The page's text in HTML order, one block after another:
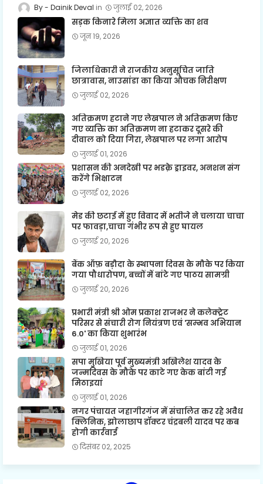
Dainik Deval जुलाई 02, 2026
सड़क किनारे मिला अज्ञात व्यक्ति का शव
जून 19, 2026
जिलाधिकारी ने राजकीय अनुसूचित जाति
छात्रावास, नाउसांडा का किया औचक निरीक्षण
जुलाई 02, 2026
अतिक्रमण हटाने गए लेखपाल ने अतिक्रमण किए
गए व्यक्ति का अतिक्रमण ना हटाकर दूसरे की
दीवाल को दिया गिरा, लेखपाल पर लगा आरोप
जुलाई 01, 2026
प्रशासन की अनदेखी पर भडक़े ड्राइवर, अनशन संग
करेंगे भिक्षाटन
जुलाई 02, 2026
मेड की छटाई में हुए विवाद में भतीजे ने चलाया चाचा
पर फावड़ा,चाचा गंभीर रूप से हुए घायल
जुलाई 20, 2026
बैंक ऑफ़ बड़ौदा के स्थापना दिवस के मौके पर किया
गया पौधारोपण, बच्चों में बांटे गए पाठय सामग्री
जुलाई 20, 2026
प्रभारी मंत्री श्री ओम प्रकाश राजभर ने कलेक्ट्रेट
परिसर से संचारी रोग नियंत्रण एवं 'सम्भव अभियान
6.0' का किया शुभारंभ
जुलाई 01, 2026
सपा मुखिया पूर्व मुख्यमंत्री अखिलेश यादव के
जन्मदिवस के मौके पर काटे गए केक बांटी गई
मिठाइयां
जुलाई 01, 2026
नगर पंचायत जहागीरगंज में संचालित कर रहे अवैध
क्लिनिक, झोलाछाप डॉक्टर चंद्रबली यादव पर कब
होगी कार्रवाई
दिसंबर 02, 2025